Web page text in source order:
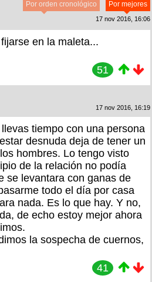
Por mejores
Por orden cronológico
17 nov 2016, 16:06
en la maleta...
51
17 nov 2016, 16:19
tiempo con una persona
desnuda deja de tener un
hombres. Lo tengo visto
de la relación no podía
se levantara con ganas de
todo el día por casa
nada. Es lo que hay. Y no,
de echo estoy mejor ahora
la sospecha de cuernos,
41